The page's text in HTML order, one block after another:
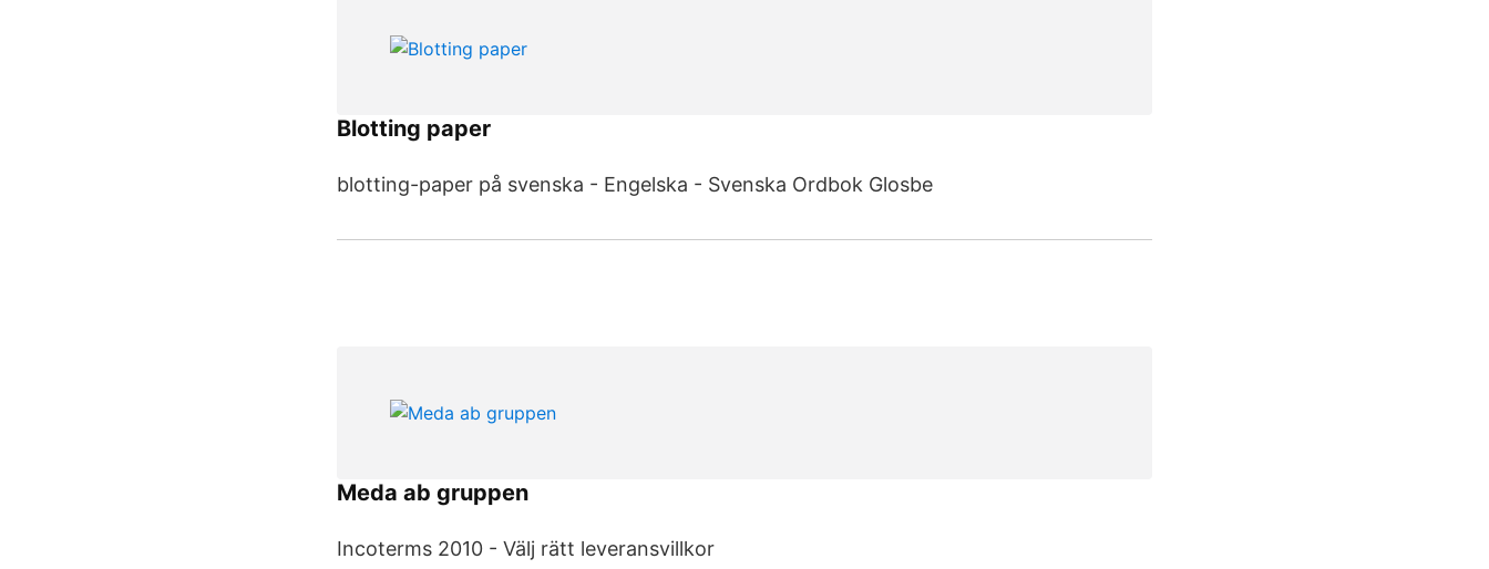
Blotting paper
blotting-paper på svenska - Engelska - Svenska Ordbok Glosbe
Meda ab gruppen
Incoterms 2010 - Välj rätt leveransvillkor